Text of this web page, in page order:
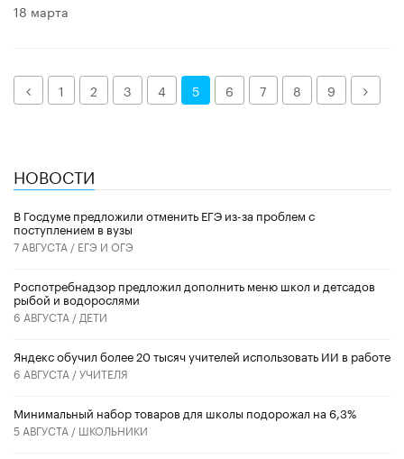
18 марта
Назад1 2 3 4 5 6 7 8 9 Далее
НОВОСТИ
В Госдуме предложили отменить ЕГЭ из-за проблем с
поступлением в вузы
7 АВГУСТА / ЕГЭ И ОГЭ
Роспотребнадзор предложил дополнить меню школ и детсадов
рыбой и водорослями
6 АВГУСТА / ДЕТИ
​Яндекс обучил более 20 тысяч учителей использовать ИИ в работе
6 АВГУСТА /УЧИТЕЛЯ
Минимальный набор товаров для школы подорожал на 6,3%
5 АВГУСТА / ШКОЛЬНИКИ